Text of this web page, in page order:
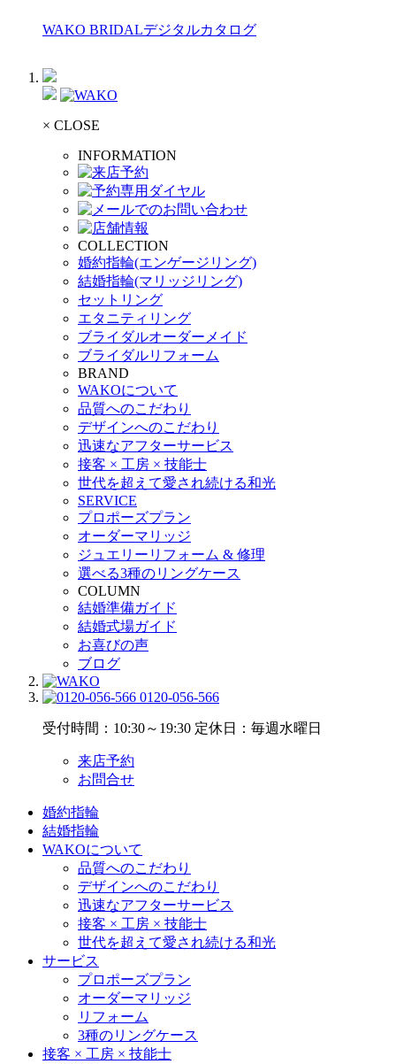
WAKO BRIDALデジタルカタログ
× CLOSE
INFORMATION
COLLECTION
婚約指輪(エンゲージリング)
結婚指輪(マリッジリング)
セットリング
エタニティリング
ブライダルオーダーメイド
ブライダルリフォーム
BRAND
WAKOについて
品質へのこだわり
デザインへのこだわり
迅速なアフターサービス
接客 × 工房 × 技能士
世代を超えて愛され続ける和光
SERVICE
プロポーズプラン
オーダーマリッジ
ジュエリーリフォーム & 修理
選べる3種のリングケース
COLUMN
結婚準備ガイド
結婚式場ガイド
お喜びの声
ブログ
0120-056-566
受付時間：10:30～19:30 定休日：毎週水曜日
来店予約
お問合せ
婚約指輪
結婚指輪
WAKOについて
品質へのこだわり
デザインへのこだわり
迅速なアフターサービス
接客 × 工房 × 技能士
世代を超えて愛され続ける和光
サービス
プロポーズプラン
オーダーマリッジ
リフォーム
3種のリングケース
接客 × 工房 × 技能士